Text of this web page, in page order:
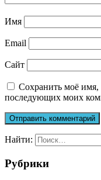
Имя
Email
Сайт
Сохранить моё имя,
последующих моих
Найти:
Рубрики